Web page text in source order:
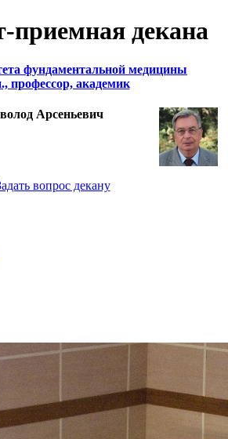
приемная декана
фундаментальной медицины
профессор, академик
Арсеньевич
вопрос декану